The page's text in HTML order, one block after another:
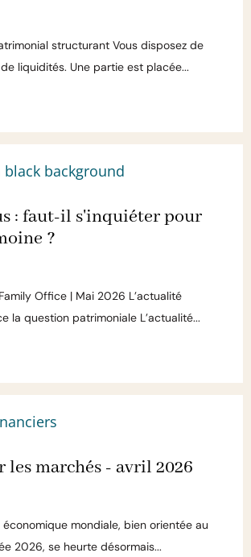
structurant Vous disposez de
liquidités. Une partie est placée...
: faut-il s'inquiéter pour
?
Office | Mai 2026 L’actualité
la question patrimoniale L’actualité...
les marchés - avril 2026
mondiale, bien orientée au
2026, se heurte désormais...